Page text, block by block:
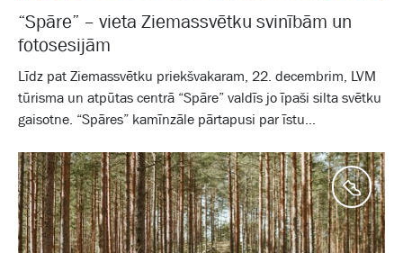
“Spāre” – vieta Ziemassvētku svinībām un
fotosesijām
Līdz pat Ziemassvētku priekšvakaram, 22. decembrim, LVM
tūrisma un atpūtas centrā “Spāre” valdīs jo īpaši silta svētku
gaisotne. “Spāres” kamīnzāle pārtapusi par īstu...